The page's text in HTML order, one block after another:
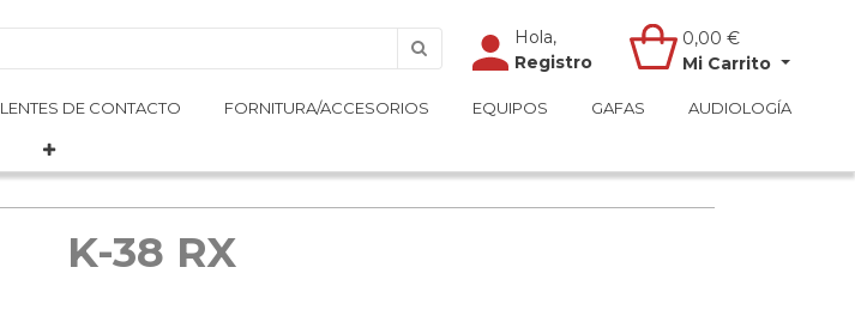
Hola,
Registro
0,00 €
Mi Carrito
LENTES DE CONTACTO FORNITURA/ACCESORIOS EQUIPOS GAFAS AUDIOLOGÍA
Hola,
Registro
0,00 €
Mi Carrito
LENTES DE CONTACTO FORNITURA/ACCESORIOS EQUIPOS GAFAS AUDIOLOGÍA
K-38 RX